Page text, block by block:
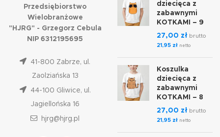
Przedsiębiorstwo
Wielobranżowe
"HJRG" - Grzegorz Cebula
NIP 6312195695
41-800 Zabrze, ul.
Zaolziańska 13
44-100 Gliwice, ul.
Jagiellońska 16
hjrg@hjrg.pl
dziecięca z
zabawnymi
KOTKAMI – 9
27,00 zł brutto
21,95 zł netto
Koszulka
dziecięca z
zabawnymi
KOTKAMI – 8
27,00 zł brutto
21,95 zł netto